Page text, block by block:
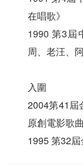
在唱歌》
1990 第3屆
周、老汪、
入圍
2004第41屆
原創電影歌
1995 第32屆